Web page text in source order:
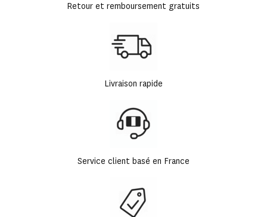
Retour et remboursement gratuits
Livraison rapide
Service client basé en France